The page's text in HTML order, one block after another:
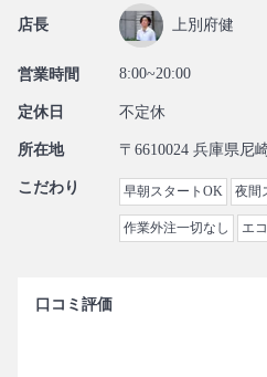
店長 上別府健
営業時間 8:00~20:00
定休日 不定休
所在地 〒6610024 兵庫県尼
こだわり 早朝スタートOK 夜間
作業外注一切なし エ
口コミ評価